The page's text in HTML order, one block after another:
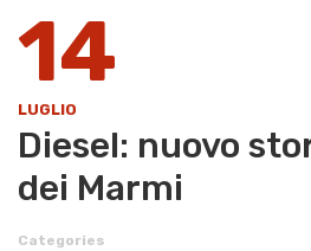
14
LUGLIO
Diesel: nuovo
dei Marmi
Categories